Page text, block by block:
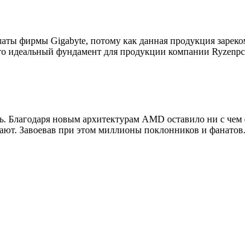
фирмы Gigabyte, потому как данная продукция
идеальный фундамент для продукции компании Ryzenpc
Благодаря новым архитектурам AMD оставило ни с
Завоевав при этом миллионы поклонников и